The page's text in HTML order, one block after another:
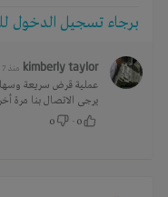
برجاء تسجيل الدخول
kimberly taylor منذ 7 سنوات
عملية قرض سريعة
يرجى الاتصال بنا مرة
0
·
0